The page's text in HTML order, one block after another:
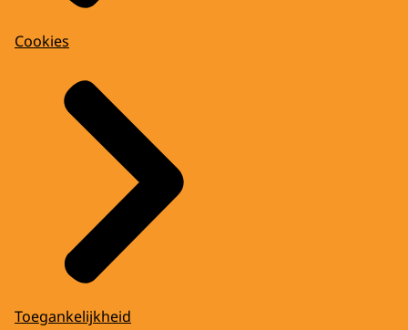
Cookies
Toegankelijkheid